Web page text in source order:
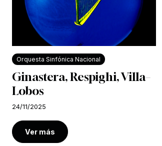
Orquesta Sinfónica Nacional
Ginastera, Respighi, Villa–
Lobos
24/11/2025
Ver más